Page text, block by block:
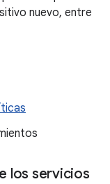
nuevo, entre
los servicios